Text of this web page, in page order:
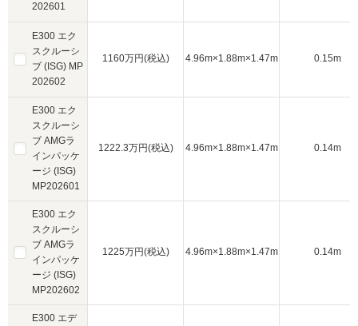
202601
E300 エク
スクルーシ
ブ (ISG) MP
202602
E300 エク
スクルーシ
ブ AMGラ
インパッケ
ージ (ISG)
MP202601
E300 エク
スクルーシ
ブ AMGラ
インパッケ
ージ (ISG)
MP202602
E300 エデ
1160万円(税込) 4.96m×1.88m×1.47m 0.15m
1222.3万円(税込) 4.96m×1.88m×1.47m 0.14m
1225万円(税込) 4.96m×1.88m×1.47m 0.14m